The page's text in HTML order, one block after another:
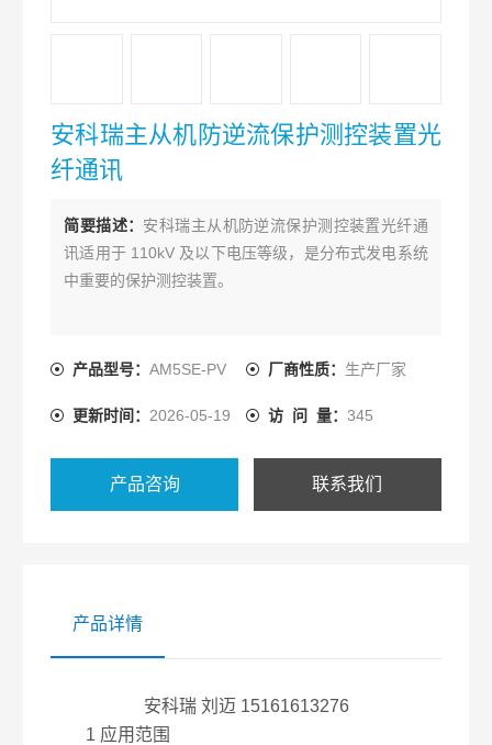
安科瑞主从机防逆流保护测控装置光
纤通讯
简要描述： 安科瑞主从机防逆流保护测控装置光纤通
讯适用于 110kV 及以下电压等级，是分布式发电系统
中重要的保护测控装置。
产品型号：AM5SE-PV 厂商性质： 生产厂家
更新时间： 2026-05-19 访 问 量： 345
产品咨询 联系我们
产品详情
安科瑞 刘迈 15161613276
1 应用范围